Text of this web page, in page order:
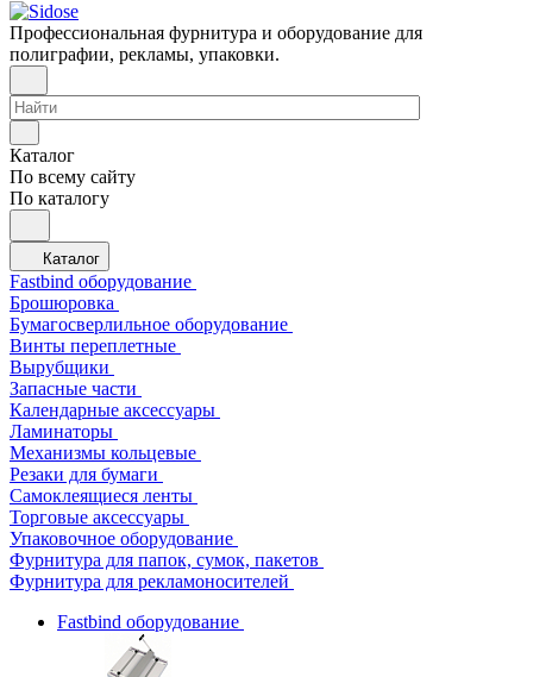
Профессиональная фурнитура и оборудование для
полиграфии, рекламы, упаковки.
Каталог
По всему сайту
По каталогу
Каталог
Fastbind оборудование
Брошюровка
Бумагосверлильное оборудование
Винты переплетные
Вырубщики
Запасные части
Календарные аксессуары
Ламинаторы
Механизмы кольцевые
Резаки для бумаги
Самоклеящиеся ленты
Торговые аксессуары
Упаковочное оборудование
Фурнитура для папок, сумок, пакетов
Фурнитура для рекламоносителей
Fastbind оборудование